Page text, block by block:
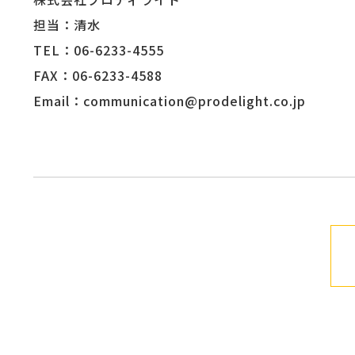
担当：清水
TEL：06-6233-4555
FAX：06-6233-4588
Email：communication@prodelight.co.jp